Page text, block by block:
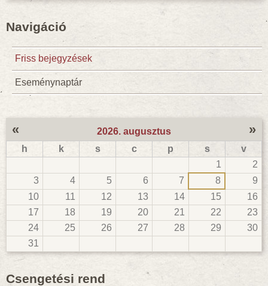
Navigáció
Friss bejegyzések
Eseménynaptár
2026. augusztus
« »
h k s c p s
v
1
2
3
4 5 6 7 8
9
10
11 12 13 14 15
16
17
18 19 20 21 22
23
24
25 26 27 28 29
30
31
Csengetési rend